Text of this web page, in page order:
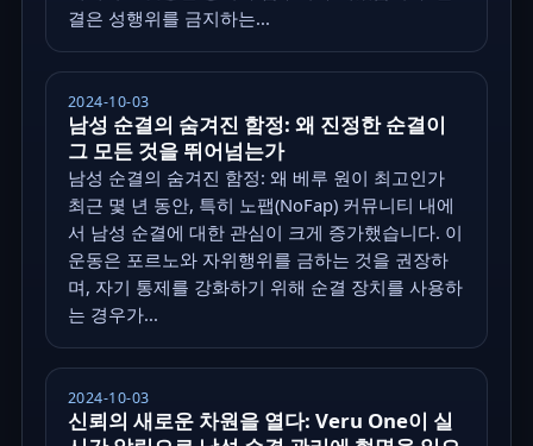
결은 성행위를 금지하는...
2024-10-03
남성 순결의 숨겨진 함정: 왜 진정한 순결이
그 모든 것을 뛰어넘는가
남성 순결의 숨겨진 함정: 왜 베루 원이 최고인가
최근 몇 년 동안, 특히 노팹(NoFap) 커뮤니티 내에
서 남성 순결에 대한 관심이 크게 증가했습니다. 이
운동은 포르노와 자위행위를 금하는 것을 권장하
며, 자기 통제를 강화하기 위해 순결 장치를 사용하
는 경우가...
2024-10-03
신뢰의 새로운 차원을 열다: Veru One이 실